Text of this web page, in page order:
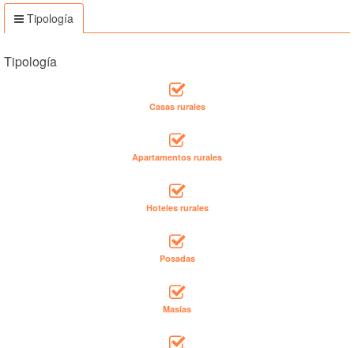
Tipología
Tipología
Casas rurales
Apartamentos rurales
Hoteles rurales
Posadas
Masías